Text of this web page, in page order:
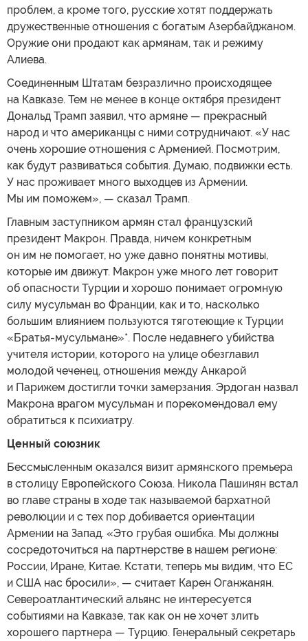
проблем, а кроме того, русские хотят поддержать
дружественные отношения с богатым Азербайджаном.
Оружие они продают как армянам, так и режиму
Алиева.
Соединенным Штатам безразлично происходящее
на Кавказе. Тем не менее в конце октября президент
Дональд Трамп заявил, что армяне — прекрасный
народ и что американцы с ними сотрудничают. «У нас
очень хорошие отношения с Арменией. Посмотрим,
как будут развиваться события. Думаю, подвижки есть.
У нас проживает много выходцев из Армении.
Мы им поможем», — сказал Трамп.
Главным заступником армян стал французский
президент Макрон. Правда, ничем конкретным
он им не помогает, но уже давно понятны мотивы,
которые им движут. Макрон уже много лет говорит
об опасности Турции и хорошо понимает огромную
силу мусульман во Франции, как и то, насколько
большим влиянием пользуются тяготеющие к Турции
«Братья-мусульмане»*. После недавнего убийства
учителя истории, которого на улице обезглавил
молодой чеченец, отношения между Анкарой
и Парижем достигли точки замерзания. Эрдоган назвал
Макрона врагом мусульман и порекомендовал ему
обратиться к психиатру.
Ценный союзник
Бессмысленным оказался визит армянского премьера
в столицу Европейского Союза. Никола Пашинян встал
во главе страны в ходе так называемой бархатной
революции и с тех пор добивается ориентации
Армении на Запад. «Это грубая ошибка. Мы должны
сосредоточиться на партнерстве в нашем регионе:
России, Иране, Китае. Кстати, теперь мы видим, что ЕС
и США нас бросили», — считает Карен Оганжанян.
Североатлантический альянс не интересуется
событиями на Кавказе, так как он не хочет злить
хорошего партнера — Турцию. Генеральный секретарь